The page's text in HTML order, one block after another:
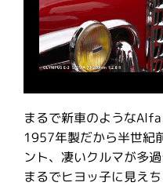
まるで新車のようなAlfa
1957年製だから半世紀
ント、凄いクルマが多
まるでヒヨッ子に見え